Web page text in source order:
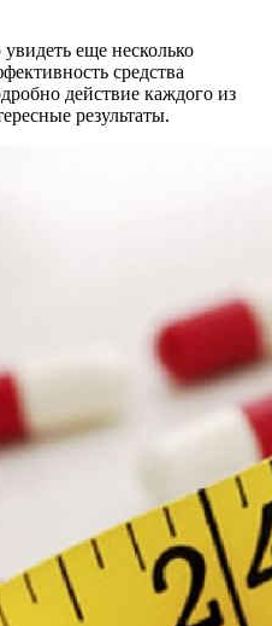
еще несколько
средства
действие каждого из
результаты.